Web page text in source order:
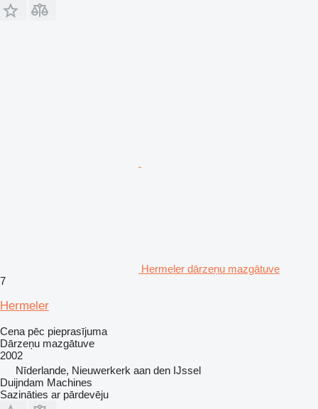
Hermeler dārzeņu mazgātuve
7
Hermeler
Cena pēc pieprasījuma
Dārzeņu mazgātuve
2002
Nīderlande, Nieuwerkerk aan den IJssel
Duijndam Machines
Sazināties ar pārdevēju